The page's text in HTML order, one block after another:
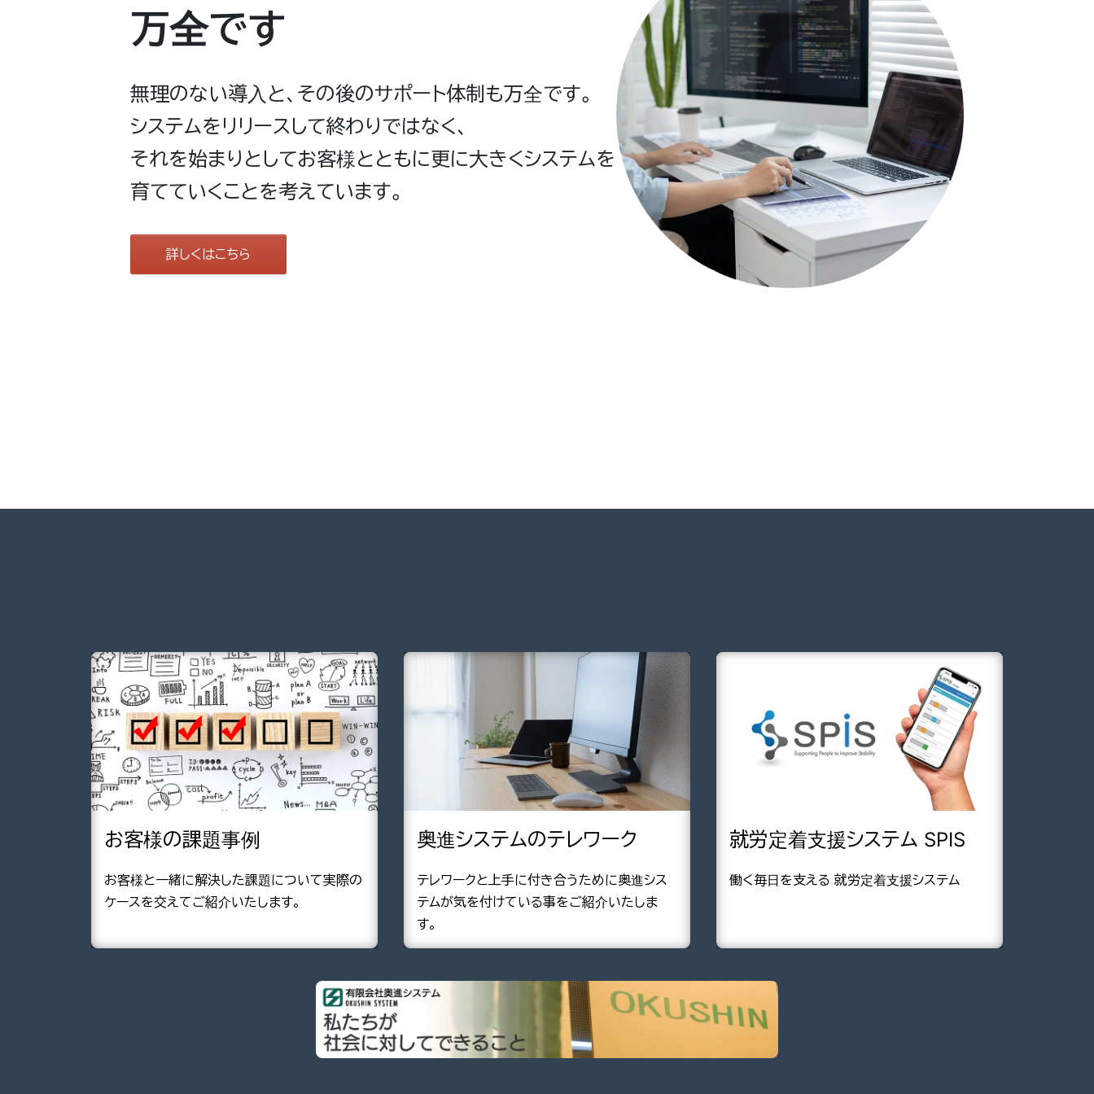
万全です
無理のない導入と、その後のサポート体制も万全です。
システムをリリースして終わりではなく、
それを始まりとしてお客様とともに更に大きくシステムを
育てていくことを考えています。
詳しくはこちら
お客様の課題事例
お客様と一緒に解決した課題について実際の
ケースを交えてご紹介いたします。
奥進システムのテレワーク
テレワークと上手に付き合うために奥進シス
テムが気を付けている事をご紹介いたしま
す。
就労定着支援システム SPIS
働く毎日を支える 就労定着支援システム